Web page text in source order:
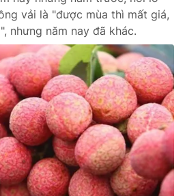
vải là "được mùa thì mất giá,
nhưng năm nay đã khác.